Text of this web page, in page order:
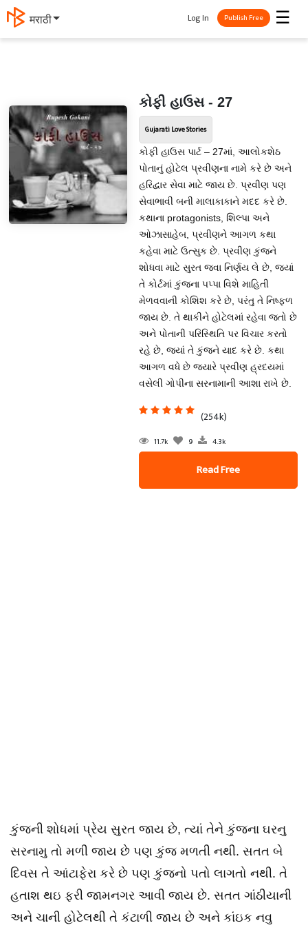
मराठी ☰
Log In Publish Free
કોફી હાઉસ - 27
Gujarati Love Stories
કોફી હાઉસ પાર્ટ – 27માં, આલોકશેઠ
પોતાનું હોટેલ પ્રવીણના નામે કરે છે અને
હરિદ્વાર સેવા માટે જાય છે. પ્રવીણ પણ
સેવાભાવી બની માલાકાકાને મદદ કરે છે.
કથાના protagonists, શિલ્પા અને
ઓઝાસાહેબ, પ્રવીણને આગળ કથા
કહેવા માટે ઉત્સુક છે. પ્રવીણ કુંજને
શોધવા માટે સુરત જવા નિર્ણય લે છે, જ્યાં
તે કોર્ટમાં કુંજના પપ્પા વિશે માહિતી
મેળવવાની કોશિશ કરે છે, પરંતુ તે નિષ્ફળ
જાય છે. તે થાકીને હોટેલમાં રહેવા જતો છે
અને પોતાની પરિસ્થિતિ પર વિચાર કરતો
રહે છે, જ્યાં તે કુંજને યાદ કરે છે. કથા
આગળ વધે છે જ્યારે પ્રવીણ હ્રદયમાં
વસેલી ગોપીના સરનામાની આશા રાખે છે.
(254k)
11.7k 9 4.3k
Read Free
કુંજની શોધમાં પ્રેય સુરત જાય છે, ત્યાં તેને કુંજના ઘરનુ
સરનામુ તો મળી જાય છે પણ કુંજ મળતી નથી. સતત બે
દિવસ તે આંટાફેરા કરે છે પણ કુંજનો પતો લાગતો નથી. તે
હતાશ થઇ ફરી જામનગર આવી જાય છે. સતત ગાંઠીયાની
અને ચાની હોટેલથી તે કંટાળી જાય છે અને કાંઇક નવુ